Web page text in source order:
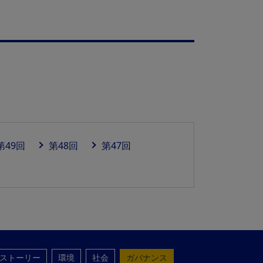
49回 第48回 第47回
トーリー 環境 社会 ガバナンス